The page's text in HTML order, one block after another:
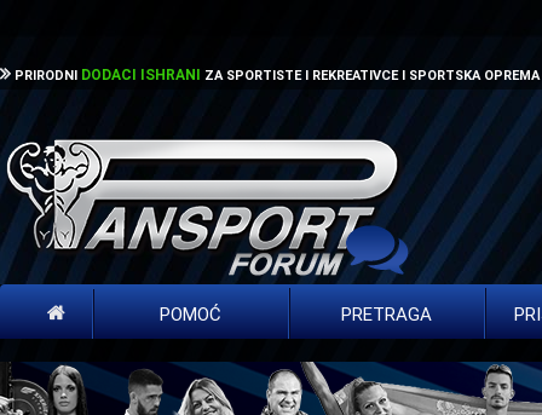
PRIRODNI DODACI ISHRANI ZA SPORTISTE I REKREATIVCE I SPORTSKA OPREMA
POMOĆ PRETRAGA